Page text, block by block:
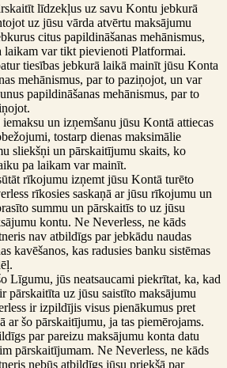
līdzekļus uz savu Kontu jebkurā
uz jūsu vārda atvērtu maksājumu
citus papildināšanas mehānismus,
laikam var tikt pievienoti Platformai.
tiesības jebkurā laikā mainīt jūsu Konta
mehānismus, par to paziņojot, un var
papildināšanas mehānismus, par to
un izņemšanu jūsu Kontā attiecas
tostarp dienas maksimālie
sliekšņi un pārskaitījumu skaits, ko
pa laikam var mainīt.
rīkojumu izņemt jūsu Kontā turēto
rīkosies saskaņā ar jūsu rīkojumu un
summu un pārskaitīs to uz jūsu
kontu. Ne Neverless, ne kāds
nav atbildīgs par jebkādu naudas
kavēšanos, kas radusies banku sistēmas
Līgumu, jūs neatsaucami piekrītat, ka, kad
pārskaitīta uz jūsu saistīto maksājumu
ir izpildījis visus pienākumus pret
ar šo pārskaitījumu, ja tas piemērojams.
par pareizu maksājumu konta datu
pārskaitījumam. Ne Neverless, ne kāds
nebūs atbildīgs jūsu priekšā par